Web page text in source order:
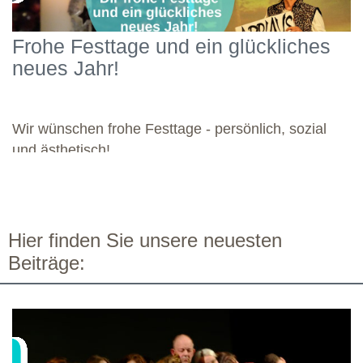
Engagement widmete sich die Gruppe diesen vielseitigen
Schwerpunkten und legte damit einen starken Grundstein für die
kommenden Module. Günther wünscht allen weiteren
Dozierenden viel Freude bei ihren Modulen sowie eine ebenso
Frohe Festtage und ein glückliches
neues Jahr!
Wir wünschen frohe Festtage - persönlich, sozial
und ästhetisch!
Hier finden Sie unsere neuesten
Beiträge: